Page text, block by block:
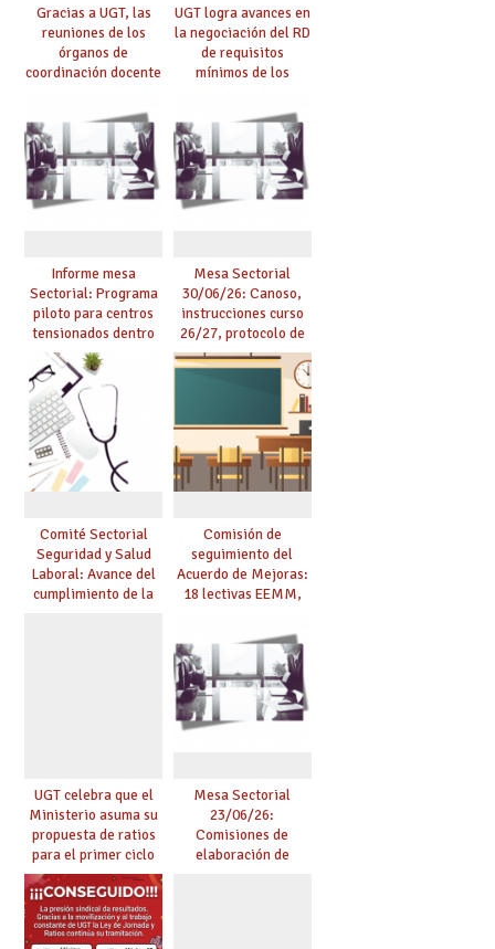
Gracias a UGT, las
reuniones de los
órganos de
coordinación docente
de manera
telemática, sin exigir
presencialidad en el
centro
UGT logra avances en
la negociación del RD
de requisitos
mínimos de los
exige al Ministerio
que los compromisos
se materialicen con
la mayor agilidad
posible
Informe mesa
Sectorial: Programa
piloto para centros
tensionados dentro
del marco del
Acuerdo de Mejoras y
evaluación del curso
25/26
Mesa Sectorial
30/06/26: Canoso,
instrucciones curso
26/27, protocolo de
agresiones.
Comité Sectorial
Seguridad y Salud
Laboral: Avance del
cumplimiento de la
Comisión de
seguimiento del
Acuerdo de Mejoras:
18 lectivas EEMM,
mayores 55 y pilotaje
en centros
tensionados
UGT celebra que el
Ministerio asuma su
propuesta de ratios
para el primer ciclo
de Infantil y pide
extender la misma
ambición al resto de
etapas
Mesa Sectorial
23/06/26:
Comisiones de
elaboración de